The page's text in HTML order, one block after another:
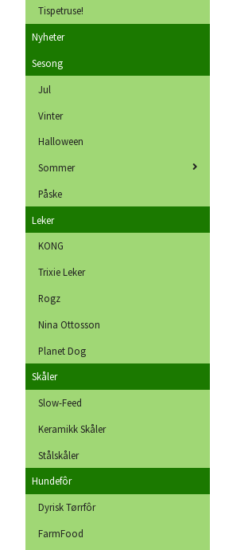
Tispetruse!
Nyheter
Sesong
Jul
Vinter
Halloween
Sommer
Påske
Leker
KONG
Trixie Leker
Rogz
Nina Ottosson
Planet Dog
Skåler
Slow-Feed
Keramikk Skåler
Stålskåler
Hundefôr
Dyrisk Tørrfôr
FarmFood